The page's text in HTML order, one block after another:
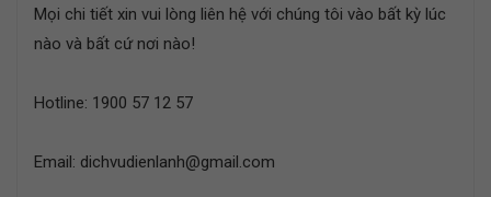
Mọi chi tiết xin vui lòng liên hệ với chúng tôi vào bất kỳ lúc
nào và bất cứ nơi nào!
Hotline: 1900 57 12 57
Email: dichvudienlanh@gmail.com